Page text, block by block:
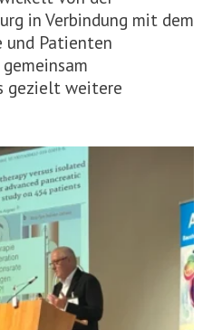
in Verbindung mit dem
und Patienten
gezielt weitere